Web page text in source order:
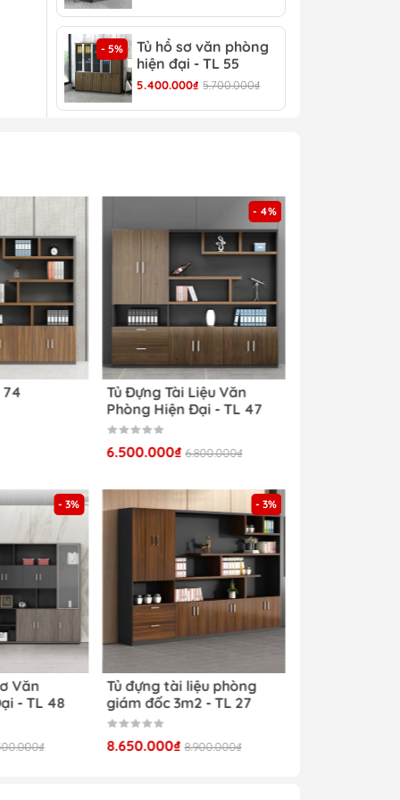
và
- 5%
Tủ hồ sơ văn phòng
hiện đại - TL 55
5.400.000₫ 5.700.000₫
74
- 4%
Tủ Đựng Tài Liệu Văn
Phòng Hiện Đại - TL 47
6.500.000₫ 6.800.000₫
- 3%
Văn
- TL 48
- 3%
Tủ đựng tài liệu phòng
giám đốc 3m2 - TL 27
8.650.000₫ 8.900.000₫